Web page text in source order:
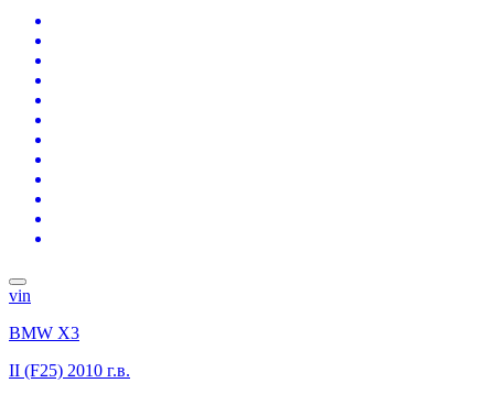
vin
BMW X3
II (F25) 2010 г.в.